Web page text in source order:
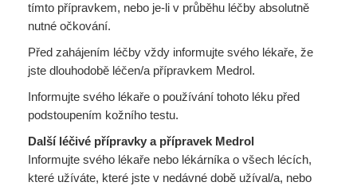
tímto přípravkem, nebo je-li v průběhu léčby absolutně
nutné očkování.
Před zahájením léčby vždy informujte svého lékaře, že
jste dlouhodobě léčen/a přípravkem Medrol.
Informujte svého lékaře o používání tohoto léku před
podstoupením kožního testu.
Další léčivé přípravky a přípravek Medrol
Informujte svého lékaře nebo lékárníka o všech lécích,
které užíváte, které jste v nedávné době užíval/a, nebo